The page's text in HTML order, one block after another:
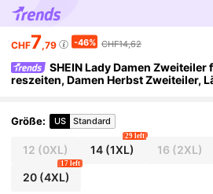
CHF7,79 -46% CHF14,62
SHEIN Lady Damen Zweiteiler
reszeiten, Damen Herbst Zweiteiler,
en Zweiteiler, Damen Lässig Große
Größe: US Standard
12 (0XL) 14 (1XL)
29 left
16 (2XL)
20(4XL)
17 left